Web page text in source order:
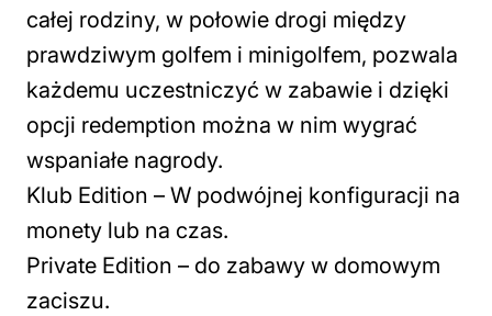
całej rodziny, w połowie drogi między
prawdziwym golfem i minigolfem, pozwala
każdemu uczestniczyć w zabawie i dzięki
opcji redemption można w nim wygrać
wspaniałe nagrody.
Klub Edition – W podwójnej konfiguracji na
monety lub na czas.
Private Edition – do zabawy w domowym
zaciszu.